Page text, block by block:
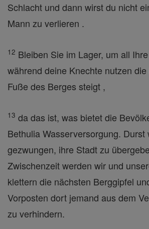
Schlacht und dann wirst du nicht
Mann zu verlieren .
12 Bleiben Sie im Lager, um all
während deine Knechte nutzen
Fuße des Berges steigt ,
13 da das ist, was bietet die
Bethulia Wasserversorgung. Durst
gezwungen, ihre Stadt zu
Zwischenzeit werden wir und
klettern die nächsten Berggipfel
Vorposten dort jemand aus dem
zu verhindern.